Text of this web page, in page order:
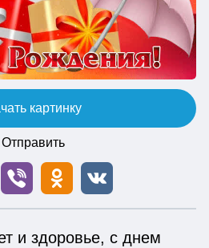
картинку
Отправить
и здоровье, с днем